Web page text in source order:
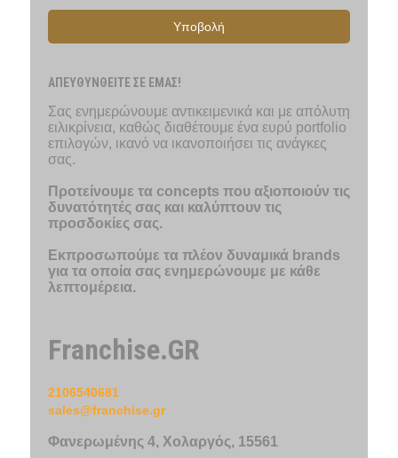
Υποβολή
ΑΠΕΥΘΥΝΘΕΙΤΕ ΣΕ ΕΜΑΣ!
Σας ενημερώνουμε αντικειμενικά και με απόλυτη
ειλικρίνεια, καθώς διαθέτουμε ένα ευρύ portfolio
επιλογών, ικανό να ικανοποιήσει τις ανάγκες
σας.
Προτείνουμε τα concepts που αξιοποιούν τις
δυνατότητές σας και καλύπτουν τις
προσδοκίες σας.
Εκπροσωπούμε τα πλέον δυναμικά brands
για τα οποία σας ενημερώνουμε με κάθε
λεπτομέρεια.
Franchise.GR
2106540681
sales@franchise.gr
Φανερωμένης 4, Χολαργός, 15561